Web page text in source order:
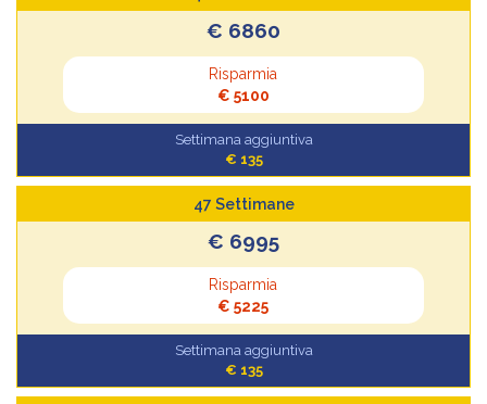
€ 6860
Risparmia
€ 5100
Settimana aggiuntiva
€ 135
47 Settimane
€ 6995
Risparmia
€ 5225
Settimana aggiuntiva
€ 135